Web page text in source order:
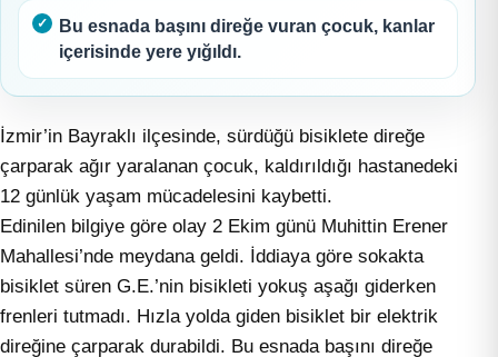
Bu esnada başını direğe vuran çocuk, kanlar
içerisinde yere yığıldı.
İzmir’in Bayraklı ilçesinde, sürdüğü bisiklete direğe
çarparak ağır yaralanan çocuk, kaldırıldığı hastanedeki
12 günlük yaşam mücadelesini kaybetti.
Edinilen bilgiye göre olay 2 Ekim günü Muhittin Erener
Mahallesi’nde meydana geldi. İddiaya göre sokakta
bisiklet süren G.E.’nin bisikleti yokuş aşağı giderken
frenleri tutmadı. Hızla yolda giden bisiklet bir elektrik
direğine çarparak durabildi. Bu esnada başını direğe